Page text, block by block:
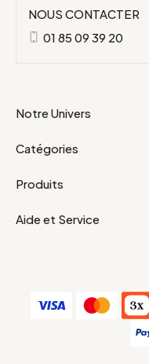
NOUS CONTACTER
01 85 09 39 20
Notre Univers
Catégories
Produits
Aide et Service